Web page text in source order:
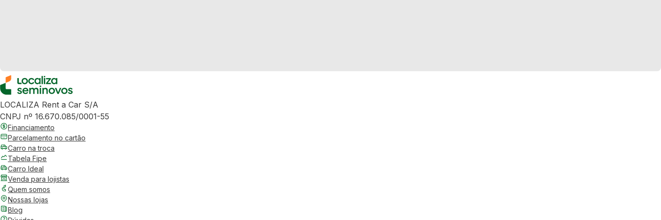
LOCALIZA Rent a Car S/A
CNPJ nº 16.670.085/0001-55
Financiamento
Parcelamento no cartão
Carro na troca
Tabela Fipe
Carro Ideal
Venda para lojistas
Quem somos
Nossas lojas
Blog